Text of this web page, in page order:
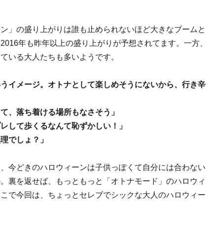
」の盛り上がりは誰も止められないほど大きなブームと
年も昨年以上の盛り上がりが予想されてます。一方、
いる大人たちも多いようです。
イメージ。オトナとして楽しめそうにないから、行き辛
、落ち着ける場所もなさそう」
して歩くるなんて恥ずかしい！」
でしょ？」
今どきのハロウィーンは子供っぽくて自分には合わない
裏を返せば、もっともっと「オトナモード」のハロウィ
今回は、ちょっとセレブでシックな大人のハロウィー